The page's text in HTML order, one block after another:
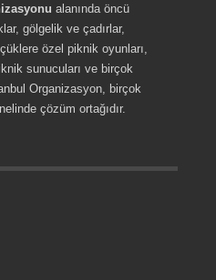
alanında öncü
gölgelik ve çadırlar,
özel piknik oyunları,
sunucuları ve birçok
Organizasyon, birçok
çözüm ortağıdır.